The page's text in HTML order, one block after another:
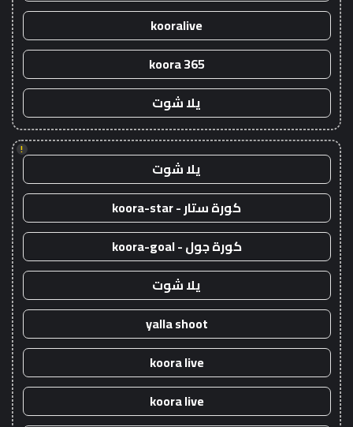
kooralive
koora 365
يلا شوت
!
يلا شوت
كورة ستار - koora-star
كورة جول - koora-goal
يلا شوت
yalla shoot
koora live
koora live